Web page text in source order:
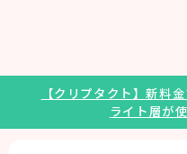
【クリプタクト】新料
ライト層が